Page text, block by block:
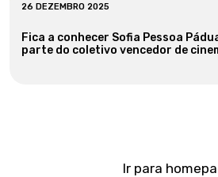
26 DEZEMBRO 2025
Fica a conhecer Sofia Pessoa
parte do coletivo vencedor de
Ir para